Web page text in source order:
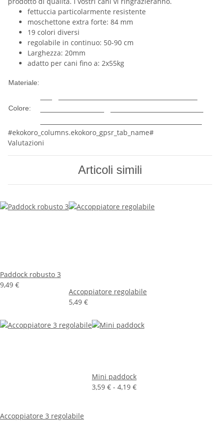
fettuccia particolarmente resistente
moschettone extra forte: 84 mm
19 colori diversi
regolabile in continuo: 50-90 cm
Larghezza: 20mm
adatto per cani fino a: 2x55kg
Materiale:
Colore:
#ekokoro_columns.ekokoro_gpsr_tab_name#
Valutazioni
Articoli simili
Paddock robusto 3
9,49 €
Accoppiatore regolabile
5,49 €
Accoppiatore 3 regolabile
Mini paddock
3,59 € - 4,19 €